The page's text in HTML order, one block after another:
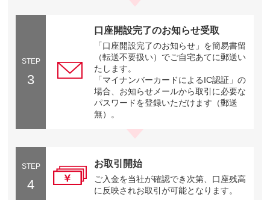
STEP
3
口座開設完了のお知らせ受取
「口座開設完了のお知らせ」を簡易書留
（転送不要扱い）でご自宅あてに郵送い
たします。
「マイナンバーカードによるIC認証」の
場合、お知らせメールから取引に必要な
パスワードを登録いただけます（郵送
無）。
STEP
4
お取引開始
ご入金を当社が確認でき次第、口座残高
に反映されお取引が可能となります。